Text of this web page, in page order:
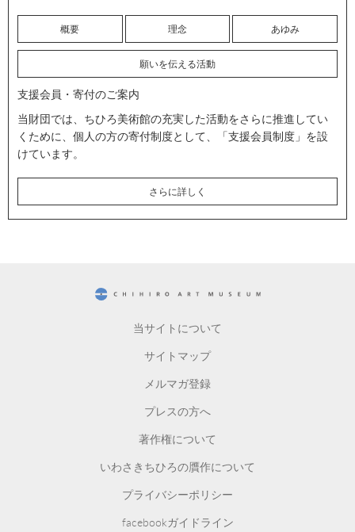
概要 理念 あゆみ
願いを伝える活動
支援会員・寄付のご案内
当財団では、ちひろ美術館の充実した活動をさらに推進してい
くために、個人の方の寄付制度として、「支援会員制度」を設
けています。
さらに詳しく
当サイトについて
サイトマップ
メルマガ登録
プレスの方へ
著作権について
いわさきちひろの贋作について
プライバシーポリシー
facebookガイドライン